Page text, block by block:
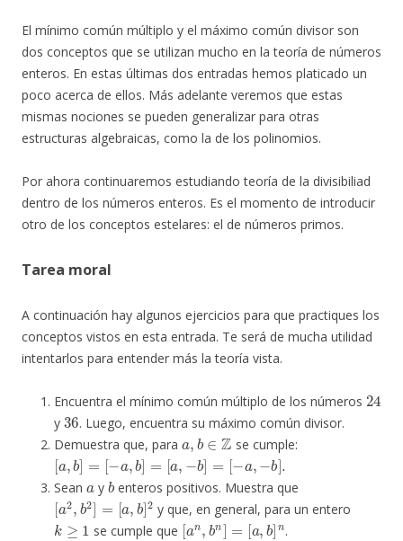
El mínimo común múltiplo y el máximo común divisor son
dos conceptos que se utilizan mucho en la teoría de números
enteros. En estas últimas dos entradas hemos platicado un
poco acerca de ellos. Más adelante veremos que estas
mismas nociones se pueden generalizar para otras
estructuras algebraicas, como la de los polinomios.
Por ahora continuaremos estudiando teoría de la divisibiliad
dentro de los números enteros. Es el momento de introducir
otro de los conceptos estelares: el de números primos.
Tarea moral
A continuación hay algunos ejercicios para que practiques los
conceptos vistos en esta entrada. Te será de mucha utilidad
intentarlos para entender más la teoría vista.
Encuentra el mínimo común múltiplo de los números
24
y
36
. Luego, encuentra su máximo común divisor.
Demuestra que, para
a ,b ∈Z
se cumple:
[a,b]=[−a b]=[ a,−b]= [−a ,−b].
Sean y
b
enteros positivos. Muestra que
[a2,b2] =
[a,b]2
y que, en general, para un entero
k≥ 1
se cumple que
[an,bn]=[a,b]n
.